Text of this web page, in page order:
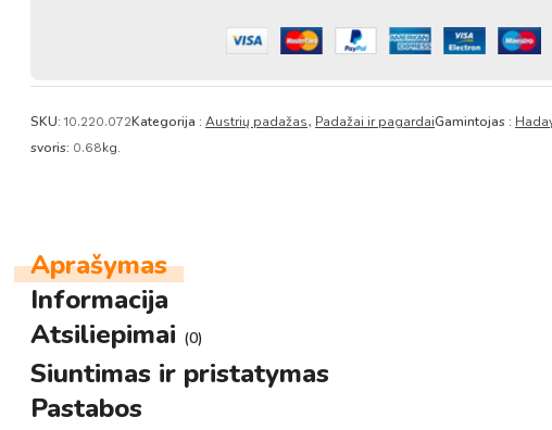
SKU: 10.220.072Kategorija : Austrių padažas, Padažai ir pagardaiGamintojas :
svoris: 0.68kg.
Aprašymas
Informacija
Atsiliepimai (0)
Siuntimas ir pristatymas
Pastabos